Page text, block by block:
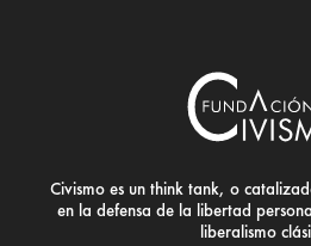
Civismo es un think tank, o
en la defensa de la libertad
liberalismo